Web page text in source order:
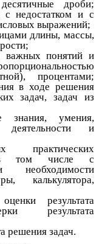
дроби;
с недостатком и с
выражений;
длины, массы,
важных понятий и
процентами;
в ходе решения
задач, задач из
знания, умения,
и
практических
в том числе с
необходимости
калькулятора,
результата
результата
решения задач.